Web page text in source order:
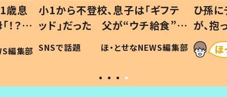
歳息
？」
編集部
小1から不登校、息子は「ギフテ
ッド」だった 父が“ウチ給食”を
作り続ける理由とは #令和の親
#令和の子
SNSで話題 ほ・とせなNEWS編集部
ひ孫
が、
「涙が
い」